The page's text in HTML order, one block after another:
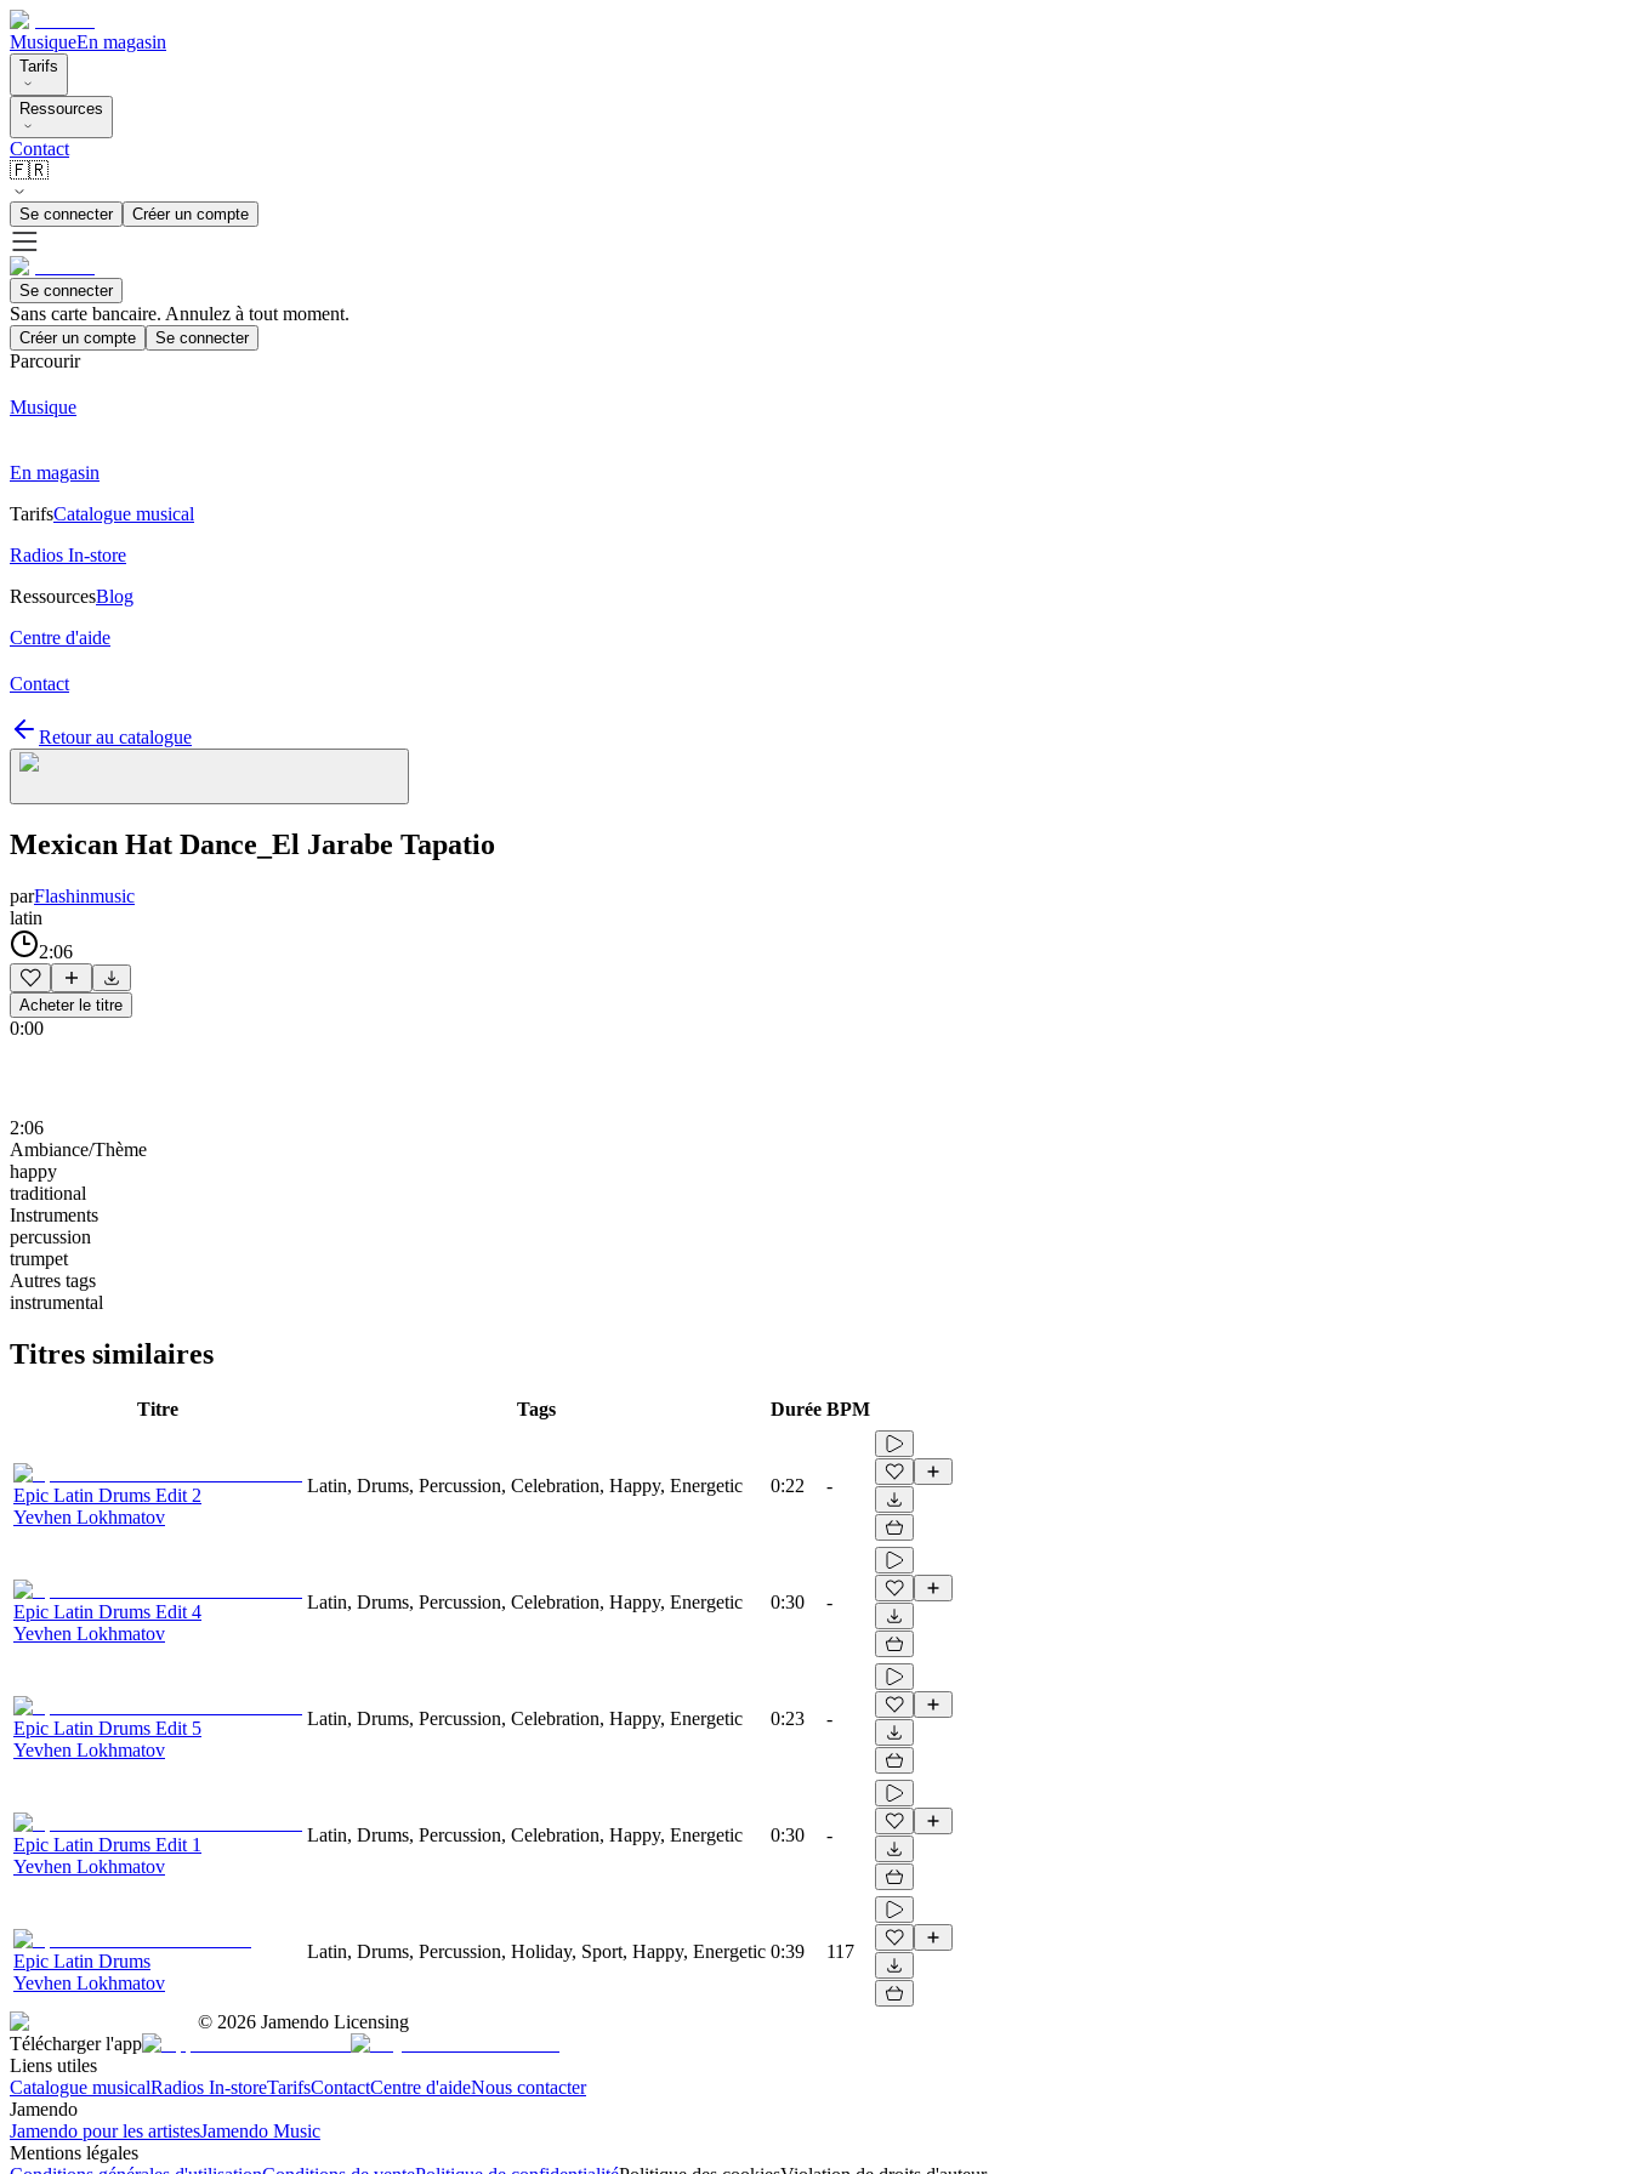
MusiqueEn magasin
Tarifs
Ressources
Contact
🇫🇷
Se connecter Créer un compte
Se connecter
Sans carte bancaire. Annulez à tout moment.
Créer un compte Se connecter
Parcourir
Musique
En magasin
TarifsCatalogue musical
Radios In-store
RessourcesBlog
Centre d'aide
Contact
Retour au catalogue
Mexican Hat Dance_El Jarabe Tapatio
parFlashinmusic
latin
2:06
Acheter le titre
0:00
2:06
Ambiance/Thème
happy
traditional
Instruments
percussion
trumpet
Autres tags
instrumental
Titres similaires
Titre Tags Durée BPM
Epic Latin Drums Edit 2
Yevhen Lokhmatov
Latin, Drums, Percussion, Celebration, Happy, Energetic 0:22 -
Epic Latin Drums Edit 4
Yevhen Lokhmatov
Latin, Drums, Percussion, Celebration, Happy, Energetic 0:30 -
Epic Latin Drums Edit 5
Yevhen Lokhmatov
Latin, Drums, Percussion, Celebration, Happy, Energetic 0:23 -
Epic Latin Drums Edit 1
Yevhen Lokhmatov
Latin, Drums, Percussion, Celebration, Happy, Energetic 0:30 -
Epic Latin Drums
Yevhen Lokhmatov
Latin, Drums, Percussion, Holiday, Sport, Happy, Energetic 0:39 117
© 2026 Jamendo Licensing
Télécharger l'app
Liens utiles
Catalogue musicalRadios In-storeTarifsContactCentre d'aideNous contacter
Jamendo
Jamendo pour les artistesJamendo Music
Mentions légales